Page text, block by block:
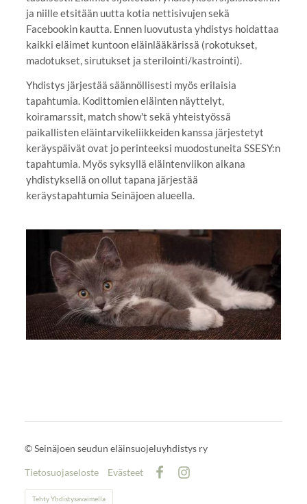
ja niille etsitään uutta kotia nettisivujen sekä
Facebookin kautta. Ennen luovutusta yhdistys hoidattaa
kaikki eläimet kuntoon eläinlääkärissä (rokotukset,
madotukset, sirutukset ja sterilointi/kastrointi).
Yhdistys järjestää säännöllisesti myös erilaisia
tapahtumia. Kodittomien eläinten näyttelyt,
koiramarssit, match show't sekä yhteistyössä
paikallisten eläintarvikeliikkeiden kanssa järjestetyt
keräyspäivät ovat jo perinteeksi muodostuneita SSESY:n
tapahtumia. Myös syksyllä eläintenviikon aikana
yhdistyksellä on ollut tapana järjestää
keräystapahtumia Seinäjoen alueella.
©Seinäjoen seudun eläinsuojeluyhdistys ry
Tietosuojaseloste
Evästeet
Tehty Yhdistysavaimella